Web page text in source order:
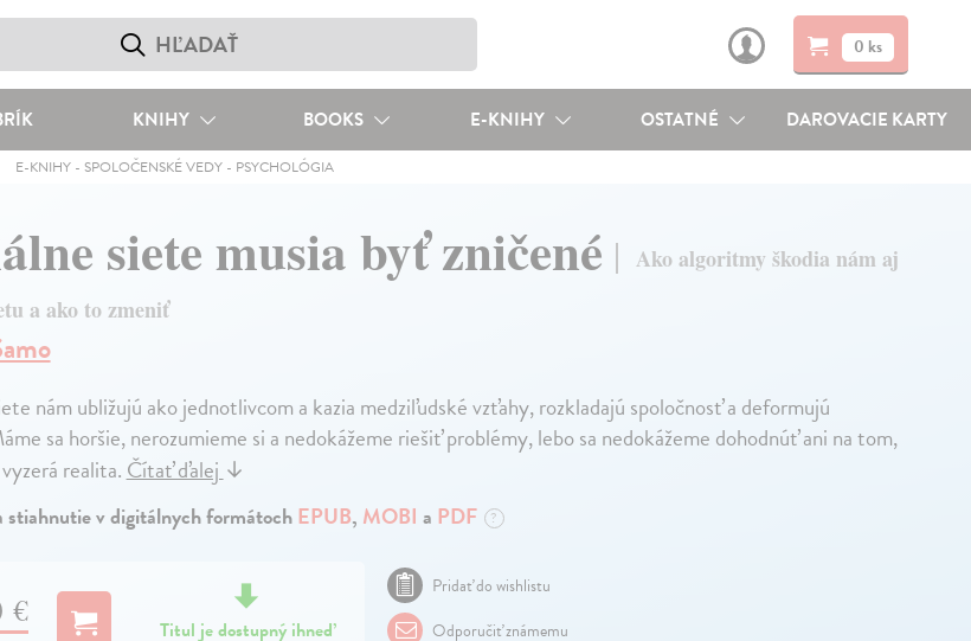
0 ks
KNIHY BOOKS E-KNIHY OSTATNÉ DAROVACIE KARTY
E-KNIHY - SPOLOČENSKÉ VEDY - PSYCHOLÓGIA
siete musia byť zničené
Ako algoritmy škodia nám aj
a ako to zmeniť
nám ubližujú ako jednotlivcom a kazia medziľudské vzťahy, rozkladajú spoločnosť a deformujú
sa horšie, nerozumieme si a nedokážeme riešiť problémy, lebo sa nedokážeme dohodnúť ani na tom,
realita.Čítať ďalej↓
stiahnutie v digitálnych formátochEPUB, MOBI a PDF ?
€
Titul je dostupný ihneď
Pridať do wishlistu
Odporučiť známemu